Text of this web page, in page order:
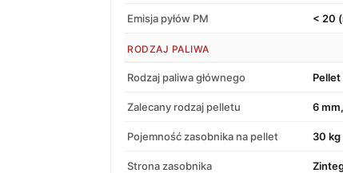
Emisja pyłów PM < 20
RODZAJ PALIWA
Rodzaj paliwa głównego
Zalecany rodzaj pelletu 6
Pojemność zasobnika na pellet 30 kg
Strona zasobnika